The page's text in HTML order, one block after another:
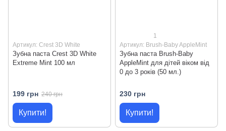
Артикул: Crest 3D White
Зубна паста Crest 3D White
Extreme Mint 100 мл
199 грн 240 грн
Купити!
1
Артикул: Brush-Baby AppleMint
Зубна паста Brush-Baby
AppleMint для дітей віком від
0 до 3 років (50 мл.)
230 грн
Купити!